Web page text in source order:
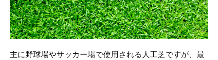
主に野球場やサッカー場で使用される人工芝ですが、最